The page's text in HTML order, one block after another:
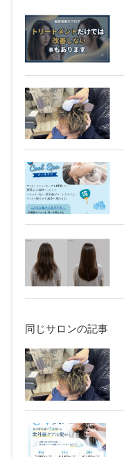
同じサロンの記事